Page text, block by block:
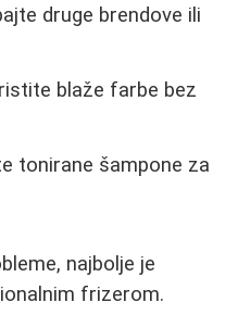
druge brendove ili
blaže farbe bez
tonirane šampone za
najbolje je
frizerom.